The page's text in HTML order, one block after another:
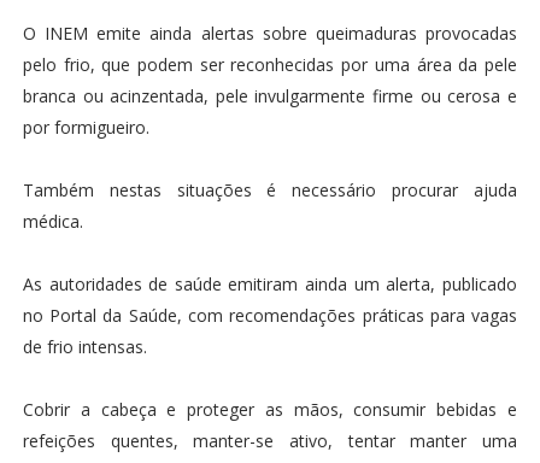
O INEM emite ainda alertas sobre queimaduras provocadas
pelo frio, que podem ser reconhecidas por uma área da pele
branca ou acinzentada, pele invulgarmente firme ou cerosa e
por formigueiro.
Também nestas situações é necessário procurar ajuda
médica.
As autoridades de saúde emitiram ainda um alerta, publicado
no Portal da Saúde, com recomendações práticas para vagas
de frio intensas.
Cobrir a cabeça e proteger as mãos, consumir bebidas e
refeições quentes, manter-se ativo, tentar manter uma